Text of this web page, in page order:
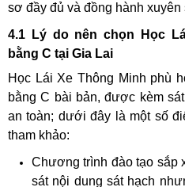
sơ đầy đủ và đồng hành xuyên
4.1 Lý do nên chọn Học
bằng C tại Gia Lai
Học Lái Xe Thông Minh phù
bằng C bài bản, được kèm
an toàn; dưới đây là một số
tham khảo:
Chương trình đào tạo sắp
sát nội dung sát hạch